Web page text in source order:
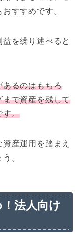
すすめです。
を繰り述べると
あるのはもちろ
で資産を残して
す。
産運用を踏まえ
。
法人向け